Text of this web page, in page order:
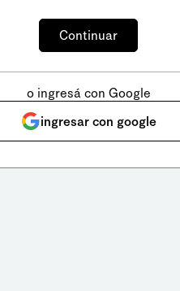
o ingresá con Google
ingresar con google